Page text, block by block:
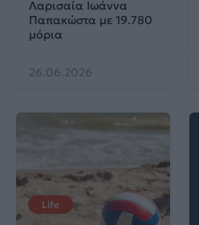
Λαρισαία Ιωάννα
Παπακώστα με 19.780
μόρια
26.06.2026
Life